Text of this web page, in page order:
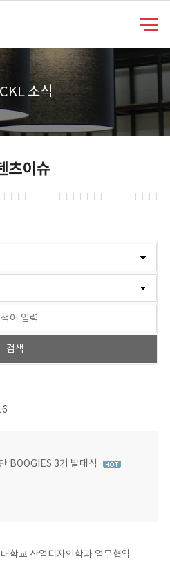
소식
츠이슈
BOOGIES 3기 발대식
학교 산업디자인학과 업무협약